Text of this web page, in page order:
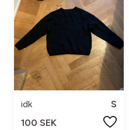
idk
S
100 SEK